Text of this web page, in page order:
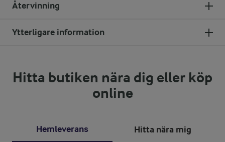
Återvinning
Ytterligare information
Hitta butiken nära dig eller köp
online
Hemleverans Hitta nära mig